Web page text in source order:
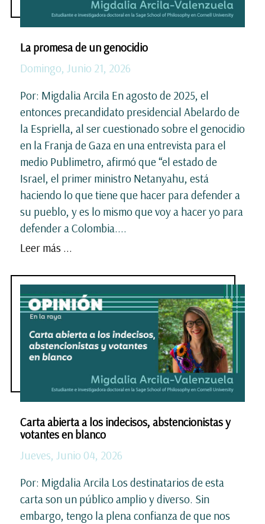
La promesa de un genocidio
Domingo, Junio 21, 2026
Por: Migdalia Arcila En agosto de 2025, el
entonces precandidato presidencial Abelardo de
la Espriella, al ser cuestionado sobre el genocidio
en la Franja de Gaza en una entrevista para el
medio Publimetro, afirmó que “el estado de
Israel, el primer ministro Netanyahu, está
haciendo lo que tiene que hacer para defender a
su pueblo, y es lo mismo que voy a hacer yo para
defender a Colombia....
Leer más ...
Carta abierta a los indecisos, abstencionistas y
votantes en blanco
Jueves, Junio 04, 2026
Por: Migdalia Arcila Los destinatarios de esta
carta son un público amplio y diverso. Sin
embargo, tengo la plena confianza de que nos